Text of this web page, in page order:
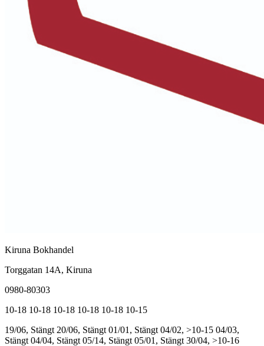
Kiruna Bokhandel
Torggatan 14A, Kiruna
0980-80303
10-18 10-18 10-18 10-18 10-18 10-15
19/06, Stängt 20/06, Stängt 01/01, Stängt 04/02, >10-15 04/03,
Stängt 04/04, Stängt 05/14, Stängt 05/01, Stängt 30/04, >10-16